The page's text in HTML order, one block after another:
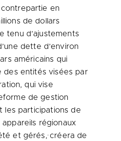
en
de dollars
tenu d’ajustements
dette d’environ
américains qui
des entités visées par
qui vise
de gestion
les participations de
appareils régionaux
et gérés, créera de